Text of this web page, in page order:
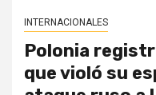
INTERNACIONALES
Polonia
que violó su